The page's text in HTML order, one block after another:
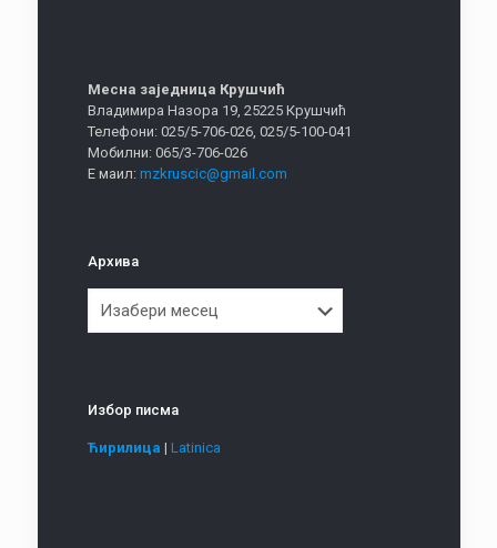
Месна заједница Крушчић
Владимира Назора 19, 25225 Крушчић
Телефони: 025/5-706-026, 025/5-100-041
Мобилни: 065/3-706-026
Е маил: mzkruscic@gmail.com
Архива
Избор писма
Ћирилица | Latinica